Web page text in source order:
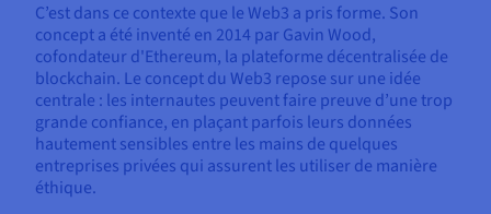
C’est dans ce contexte que le Web3 a pris forme. Son
concept a été inventé en 2014 par Gavin Wood,
cofondateur d'Ethereum, la plateforme décentralisée de
blockchain. Le concept du Web3 repose sur une idée
centrale : les internautes peuvent faire preuve d’une trop
grande confiance, en plaçant parfois leurs données
hautement sensibles entre les mains de quelques
entreprises privées qui assurent les utiliser de manière
éthique.